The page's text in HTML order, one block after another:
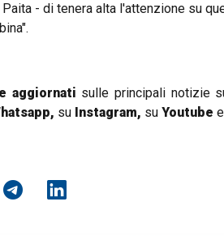
- di tenera alta l'attenzione su
aggiornati sulle principali notizie
su Instagram, su Youtube